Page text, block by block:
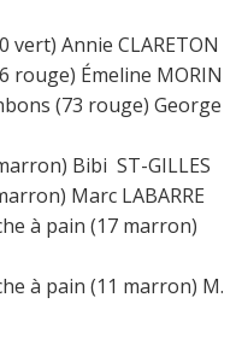
vert) Annie CLARETON
rouge) Émeline MORIN
(73 rouge) George
Bibi ST-GILLES
Marc LABARRE
à pain (17 marron)
à pain (11 marron) M.